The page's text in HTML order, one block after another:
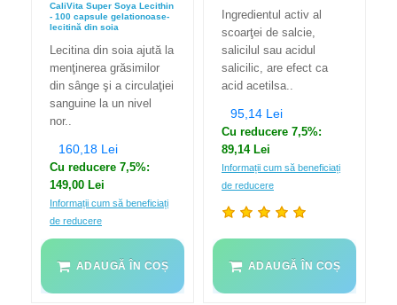
CaliVita Super Soya Lecithin
- 100 capsule gelationoase-
lecitină din soia
Lecitina din soia ajută la
menţinerea grăsimilor
din sânge şi a circulaţiei
sanguine la un nivel
nor..
160,18 Lei
Cu reducere 7,5%:
149,00 Lei
Informații cum să beneficiați
de reducere
ADAUGĂ ÎN COȘ
Ingredientul activ al
scoarţei de salcie,
salicilul sau acidul
salicilic, are efect ca
acid acetilsa..
95,14 Lei
Cu reducere 7,5%:
89,14 Lei
Informații cum să beneficiați
de reducere
ADAUGĂ ÎN COȘ